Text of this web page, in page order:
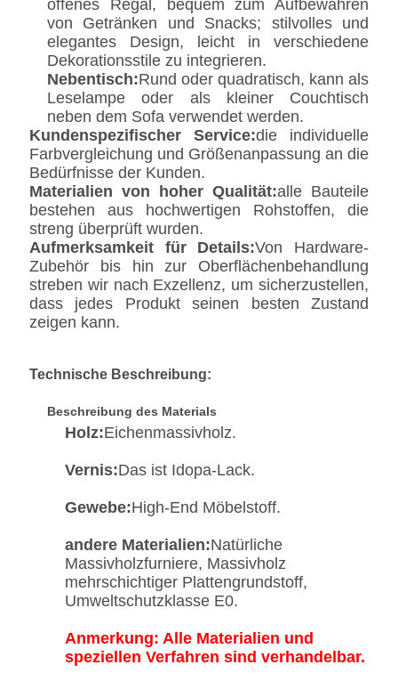
offenes Regal, bequem zum Aufbewahren
von Getränken und Snacks; stilvolles und
elegantes Design, leicht in verschiedene
Dekorationsstile zu integrieren.
Nebentisch:Rund oder quadratisch, kann als
Leselampe oder als kleiner Couchtisch
neben dem Sofa verwendet werden.
Kundenspezifischer Service:die individuelle
Farbvergleichung und Größenanpassung an die
Bedürfnisse der Kunden.
Materialien von hoher Qualität:alle Bauteile
bestehen aus hochwertigen Rohstoffen, die
streng überprüft wurden.
Aufmerksamkeit für Details:Von Hardware-
Zubehör bis hin zur Oberflächenbehandlung
streben wir nach Exzellenz, um sicherzustellen,
dass jedes Produkt seinen besten Zustand
zeigen kann.
Technische Beschreibung:
Beschreibung des Materials
Holz:Eichenmassivholz.
Vernis:Das ist Idopa-Lack.
Gewebe:High-End Möbelstoff.
andere Materialien:Natürliche
Massivholzfurniere, Massivholz
mehrschichtiger Plattengrundstoff,
Umweltschutzklasse E0.
Anmerkung: Alle Materialien und
speziellen Verfahren sind verhandelbar.